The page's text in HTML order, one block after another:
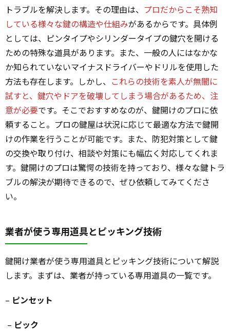
トラブルを解決します。その理由は、 プロだからこそ熟知
している様々な鍵の構造や仕組みがあるからです。具体例
としては、ピンタイプやシリンダータイプの鍵穴を開ける
ための特殊な道具があります。また、一般の人にはなかな
か知られていないマイナスドライバーやドリルを使用した
方法も存在します。しかし、 これらの技術を素人が無闇に
試すと、鍵穴やドアを破壊してしまう場合があるため、注
意が必要です。そこでおすすめなのが、鍵開けのプロに依
頼すること。プロの鍵屋は状況に応じて最適な方法で鍵開
けの作業を行うことが可能です。また、防犯対策として鍵
の交換や取り付け、相談や対策にも幅広く対応してくれま
す。鍵開けのプロは驚愕の技術を持っており、様々な鍵トラ
ブルの解決が期待できるので、ぜひ依頼してみてくださ
い。
業者が使う専用道具とピッキング技術
鍵開け業者が使う専用道具とピッキング技術について解説
します。まずは、業者が持っている専用道具の一覧です。
– ピンセット
– ピック